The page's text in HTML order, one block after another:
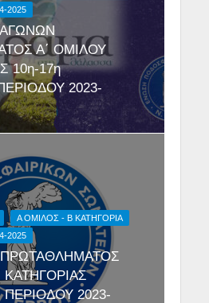
2025
Α΄ ΟΜΙΛΟΥ
10η-17η
2023-
Α ΟΜΙΛΟΣ - Β ΚΑΤΗΓΟΡΙΑ
2025
ΚΑΤΗΓΟΡΙΑΣ
ΠΕΡΙΟΔΟΥ 2023-